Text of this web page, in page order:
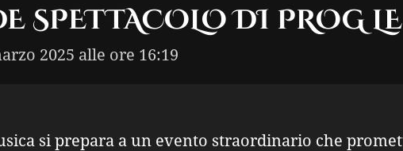
SPETTACOLO DI PROG
2025 alle ore 16:19
si prepara a un evento straordinario che